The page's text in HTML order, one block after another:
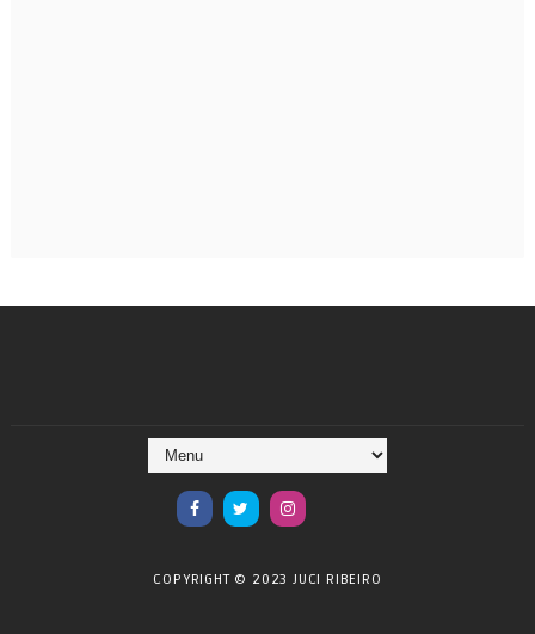
COPYRIGHT © 2023 JUCI RIBEIRO